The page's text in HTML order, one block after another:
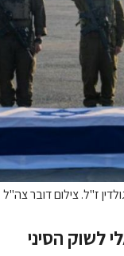
ז"ל. צילום דובר צה"ל
לשוק הסיני